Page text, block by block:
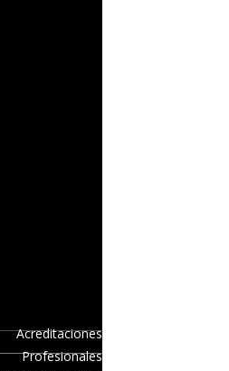
Acreditaciones
Profesionales